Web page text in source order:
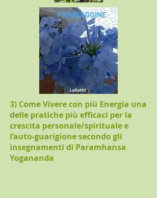
3) Come Vivere con più Energia una
delle pratiche più efficaci per la
crescita personale/spirituale e
l’auto-guarigione secondo gli
insegnamenti di Paramhansa
Yogananda